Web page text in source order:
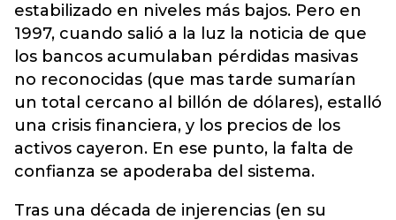
estabilizado en niveles más bajos. Pero en
1997, cuando salió a la luz la noticia de que
los bancos acumulaban pérdidas masivas
no reconocidas (que mas tarde sumarían
un total cercano al billón de dólares), estalló
una crisis financiera, y los precios de los
activos cayeron. En ese punto, la falta de
confianza se apoderaba del sistema.
Tras una década de injerencias (en su